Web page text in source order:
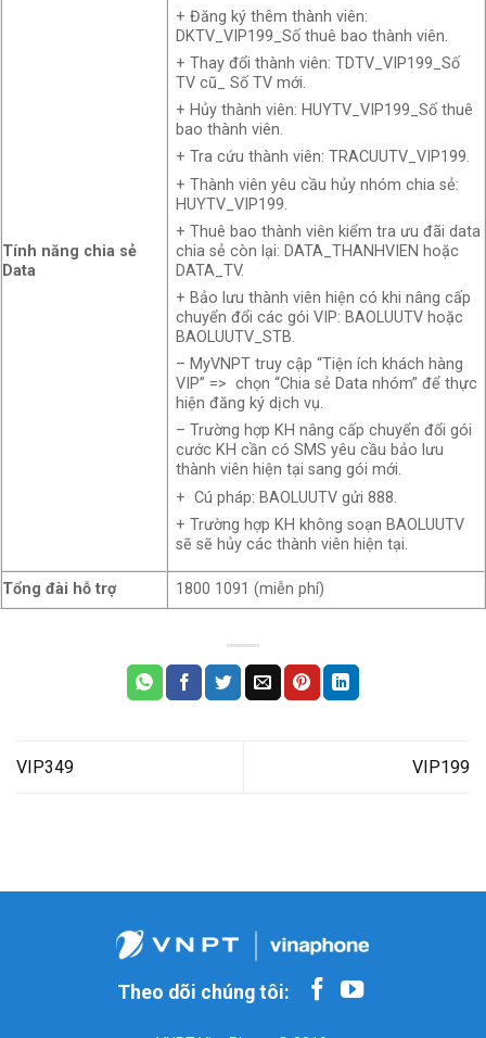
Tính năng chia sẻ
Data
+ Đăng ký thêm thành viên:
DKTV_VIP199_Số thuê bao thành viên.
+ Thay đổi thành viên: TDTV_VIP199_Số
TV cũ_ Số TV mới.
+ Hủy thành viên: HUYTV_VIP199_Số thuê
bao thành viên.
+ Tra cứu thành viên: TRACUUTV_VIP199.
+ Thành viên yêu cầu hủy nhóm chia sẻ:
HUYTV_VIP199.
+ Thuê bao thành viên kiểm tra ưu đãi data
chia sẻ còn lại: DATA_THANHVIEN hoặc
DATA_TV.
+ Bảo lưu thành viên hiện có khi nâng cấp
chuyển đổi các gói VIP: BAOLUUTV hoặc
BAOLUUTV_STB.
– MyVNPT truy cập “Tiện ích khách hàng
VIP” => chọn “Chia sẻ Data nhóm” để thực
hiện đăng ký dịch vụ.
– Trường hợp KH nâng cấp chuyển đổi gói
cước KH cần có SMS yêu cầu bảo lưu
thành viên hiện tại sang gói mới.
+ Cú pháp: BAOLUUTV gửi 888.
+ Trường hợp KH không soạn BAOLUUTV
sẽ sẽ hủy các thành viên hiện tại.
Tổng đài hỗ trợ 1800 1091 (miễn phí)
VIP349 VIP199
Theo dõi chúng tôi: